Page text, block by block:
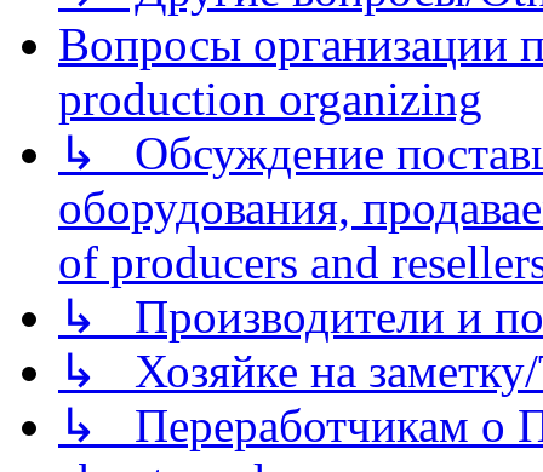
Вопросы организации
production organizing
↳ Обсуждение
оборудования,
of producers and
↳ Производители и
↳ Хозяйке на
↳ Переработчикам о